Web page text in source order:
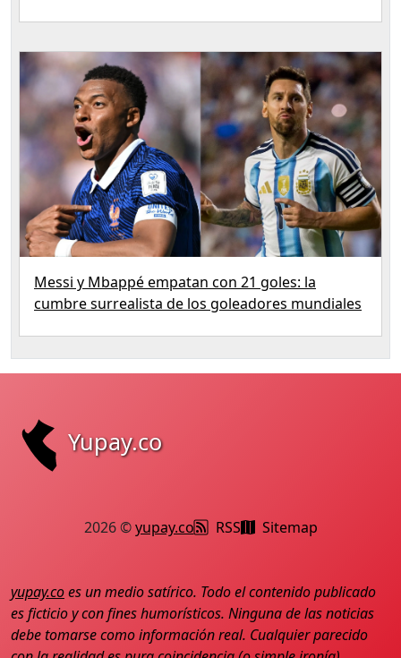
Messi y Mbappé empatan con 21 goles: la
cumbre surrealista de los goleadores mundiales
Yupay.co
2026 ©yupay.co RSS Sitemap
yupay.coes un medio satírico. Todo el contenido publicado
es ficticio y con fines humorísticos. Ninguna de las noticias
debe tomarse como información real. Cualquier parecido